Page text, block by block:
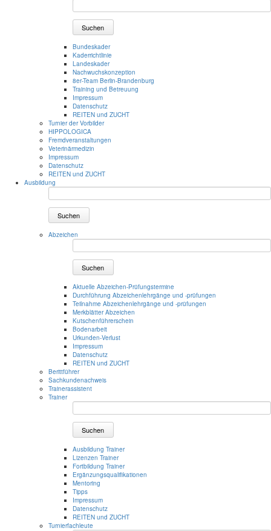
Suchen
Bundeskader
Kaderrichtlinie
Landeskader
Nachwuchskonzeption
8er-Team Berlin-Brandenburg
Training und Betreuung
Impressum
Datenschutz
REITEN und ZUCHT
Turnier der Vorbilder
HIPPOLOGICA
Fremdveranstaltungen
Veterinärmedizin
Impressum
Datenschutz
REITEN und ZUCHT
Ausbildung
Suchen
Abzeichen
Suchen
Aktuelle Abzeichen-Prüfungstermine
Durchführung Abzeichenlehrgänge und -prüfungen
Teilnahme Abzeichenlehrgänge und -prüfungen
Merkblätter Abzeichen
Kutschenführerschein
Bodenarbeit
Urkunden-Verlust
Impressum
Datenschutz
REITEN und ZUCHT
Berittführer
Sachkundenachweis
Trainerassistent
Trainer
Suchen
Ausbildung Trainer
Lizenzen Trainer
Fortbildung Trainer
Ergänzungsqualifikationen
Mentoring
Tipps
Impressum
Datenschutz
REITEN und ZUCHT
Turnierfachleute